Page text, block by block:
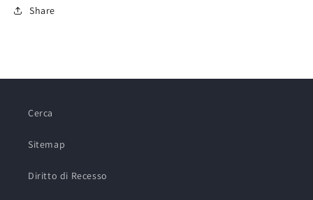
Share
Cerca
Sitemap
Diritto di Recesso